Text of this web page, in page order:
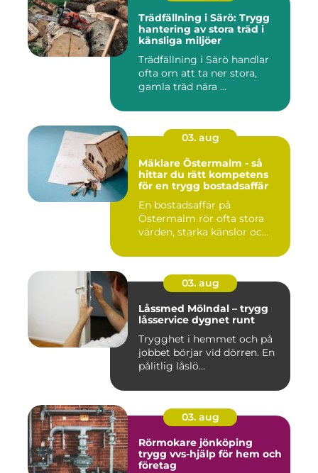
Trädfällning i Särö: Trygg
hantering av stora träd i
känsliga miljöer
Trädfällning i Särö handlar
ofta om att ta ner stora,
gamla träd nära ...
03. aug
Mäklare Östermalm - så
hittar du rätt kompetens
för en trygg bostadsaffär
En bostadsaffär på
Östermalm rör ofta stora
värden, starka känslor oc...
03. aug
Låssmed Mölndal – trygg
låsservice dygnet runt
Trygghet i hemmet och på
jobbet börjar vid dörren. En
pålitlig låslö...
03. aug
Rörmokare jönköping
trygg vvs-hjälp för hem och
företag